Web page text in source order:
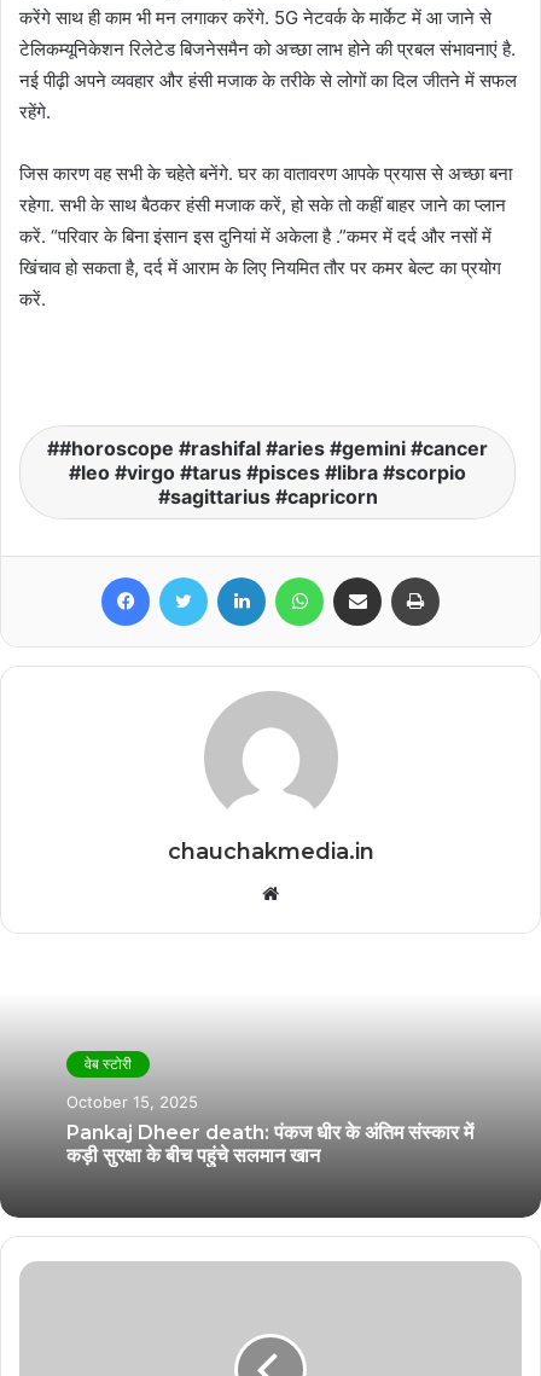
करेंगे साथ ही काम भी मन लगाकर करेंगे. 5G नेटवर्क के मार्केट में आ जाने से
टेलिकम्यूनिकेशन रिलेटेड बिजनेसमैन को अच्छा लाभ होने की प्रबल संभावनाएं है.
नई पीढ़ी अपने व्यवहार और हंसी मजाक के तरीके से लोगों का दिल जीतने में सफल
रहेंगे.
जिस कारण वह सभी के चहेते बनेंगे. घर का वातावरण आपके प्रयास से अच्छा बना
रहेगा. सभी के साथ बैठकर हंसी मजाक करें, हो सके तो कहीं बाहर जाने का प्लान
करें. “परिवार के बिना इंसान इस दुनियां में अकेला है .”कमर में दर्द और नसों में
खिंचाव हो सकता है, दर्द में आराम के लिए नियमित तौर पर कमर बेल्ट का प्रयोग
करें.
#horoscope #rashifal #aries #gemini #cancer
#leo #virgo #tarus #pisces #libra #scorpio
#sagittarius #capricorn
FacebookTwitter LinkedIn WhatsAppShare via Email
chauchakmedia.in
Website
वेब स्टोरी
October 15, 2025
Pankaj Dheer death: पंकज धीर के अंतिम संस्कार में
कड़ी सुरक्षा के बीच पहुंचे सलमान खान